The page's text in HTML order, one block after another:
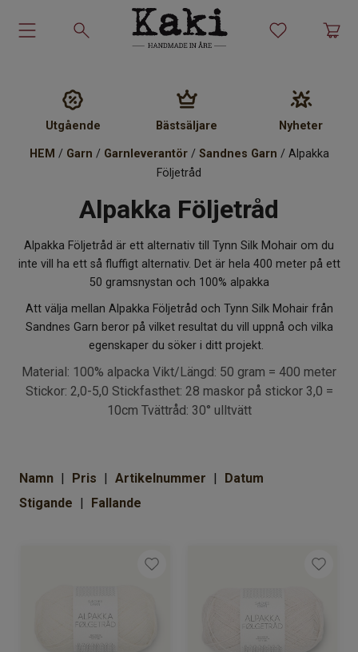
Garn
Stickmönster
Tillbehör
Ullprodukter
Presenter
Kakiskolan
Om Kaki
Utgående Bästsäljare Nyheter
HEM / Garn / Garnleverantör/ Sandnes Garn / Alpakka
Följetråd
Alpakka Följetråd
Alpakka Följetråd är ett alternativ till Tynn Silk Mohair om du
inte vill ha ett så fluffigt alternativ. Det är hela 400 meter på ett
50 gramsnystan och 100% alpakka
Att välja mellan Alpakka Följetråd och Tynn Silk Mohair från
Sandnes Garn beror på vilket resultat du vill uppnå och vilka
egenskaper du söker i ditt projekt.
Material: 100% alpacka Vikt/Längd: 50 gram = 400 meter
Stickor: 2,0-5,0 Stickfasthet: 28 maskor på stickor 3,0 =
10cm Tvättråd: 30° ulltvätt
Namn Pris Artikelnummer
Datum
Stigande
Fallande